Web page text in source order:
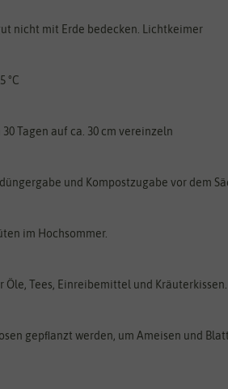
nicht mit Erde bedecken. Lichtkeimer
°C
Tagen auf ca. 30 cm vereinzeln
und Kompostzugabe vor dem
im Hochsommer.
Öle, Tees, Einreibemittel und Kräuterkissen.
gepﬂanzt werden, um Ameisen und